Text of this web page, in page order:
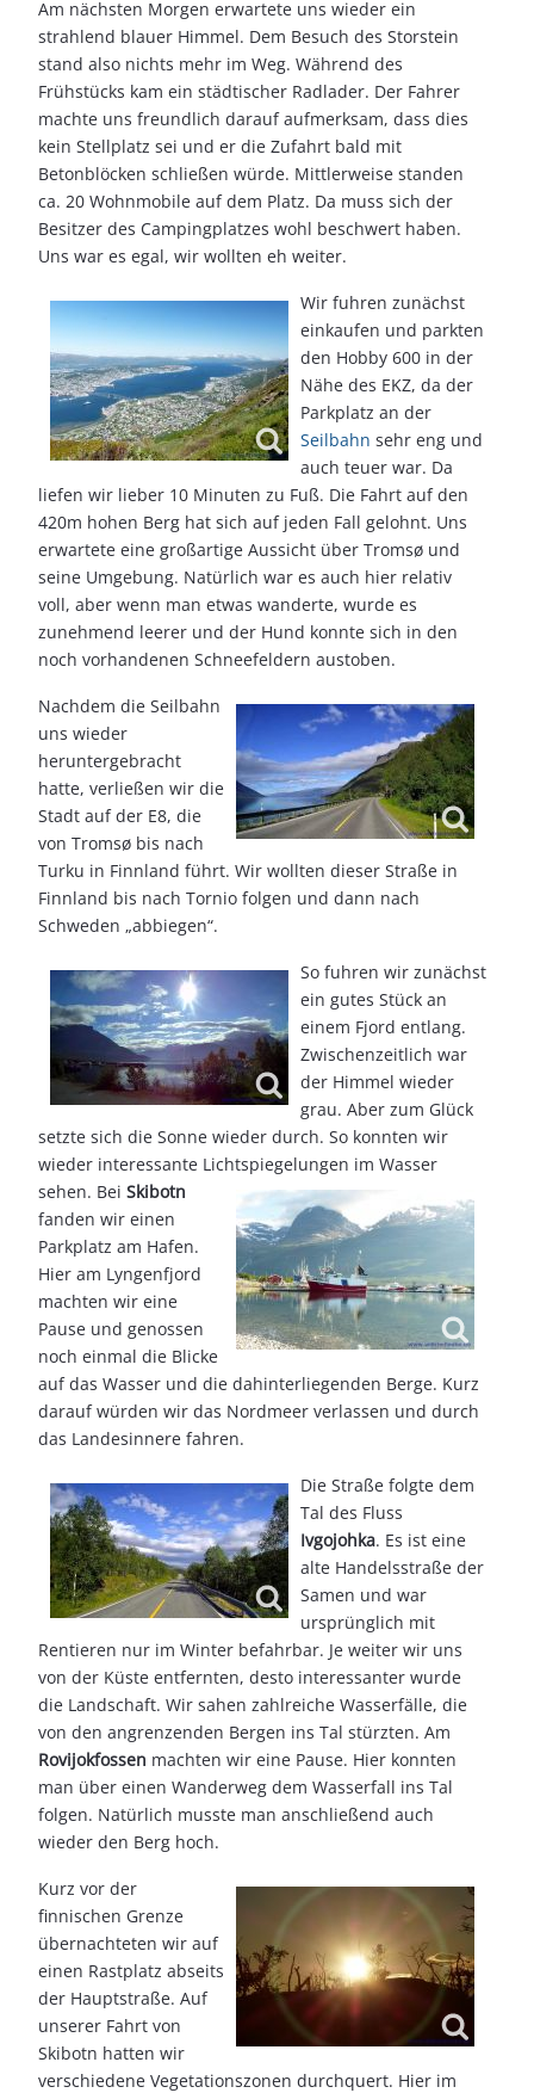
Am nächsten Morgen erwartete uns wieder ein
strahlend blauer Himmel. Dem Besuch des Storstein
stand also nichts mehr im Weg. Während des
Frühstücks kam ein städtischer Radlader. Der Fahrer
machte uns freundlich darauf aufmerksam, dass dies
kein Stellplatz sei und er die Zufahrt bald mit
Betonblöcken schließen würde. Mittlerweise standen
ca. 20 Wohnmobile auf dem Platz. Da muss sich der
Besitzer des Campingplatzes wohl beschwert haben.
Uns war es egal, wir wollten eh weiter.
Wir fuhren zunächst
einkaufen und parkten
den Hobby 600 in der
Nähe des EKZ, da der
Parkplatz an der
Seilbahn sehr eng und
auch teuer war. Da
liefen wir lieber 10 Minuten zu Fuß. Die Fahrt auf den
420m hohen Berg hat sich auf jeden Fall gelohnt. Uns
erwartete eine großartige Aussicht über Tromsø und
seine Umgebung. Natürlich war es auch hier relativ
voll, aber wenn man etwas wanderte, wurde es
zunehmend leerer und der Hund konnte sich in den
noch vorhandenen Schneefeldern austoben.
Nachdem die Seilbahn
uns wieder
heruntergebracht
hatte, verließen wir die
Stadt auf der E8, die
von Tromsø bis nach
Turku in Finnland führt. Wir wollten dieser Straße in
Finnland bis nach Tornio folgen und dann nach
Schweden „abbiegen“.
So fuhren wir zunächst
ein gutes Stück an
einem Fjord entlang.
Zwischenzeitlich war
der Himmel wieder
grau. Aber zum Glück
setzte sich die Sonne wieder durch. So konnten wir
wieder interessante Lichtspiegelungen im Wasser
sehen. Bei Skibotn
fanden wir einen
Parkplatz am Hafen.
Hier am Lyngenfjord
machten wir eine
Pause und genossen
noch einmal die Blicke
auf das Wasser und die dahinterliegenden Berge. Kurz
darauf würden wir das Nordmeer verlassen und durch
das Landesinnere fahren.
Die Straße folgte dem
Tal des Fluss
Ivgojohka. Es ist eine
alte Handelsstraße der
Samen und war
ursprünglich mit
Rentieren nur im Winter befahrbar. Je weiter wir uns
von der Küste entfernten, desto interessanter wurde
die Landschaft. Wir sahen zahlreiche Wasserfälle, die
von den angrenzenden Bergen ins Tal stürzten. Am
Rovijokfossen machten wir eine Pause. Hier konnten
man über einen Wanderweg dem Wasserfall ins Tal
folgen. Natürlich musste man anschließend auch
wieder den Berg hoch.
Kurz vor der
finnischen Grenze
übernachteten wir auf
einen Rastplatz abseits
der Hauptstraße. Auf
unserer Fahrt von
Skibotn hatten wir
verschiedene Vegetationszonen durchquert. Hier im